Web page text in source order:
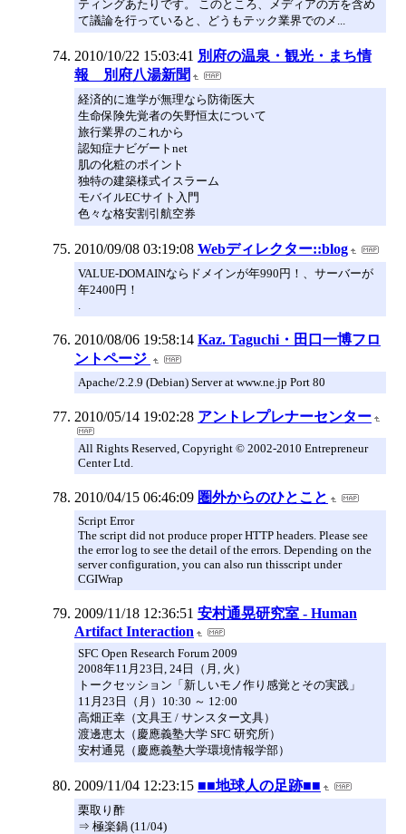
ティングあたりです。 このところ、メディアの方を含め
て議論を行っていると、どうもテック業界でのメ...
2010/10/22 15:03:41 別府の温泉・観光・まち情
報 別府八湯新聞
経済的に進学が無理なら防衛医大
生命保険先覚者の矢野恒太について
旅行業界のこれから
認知症ナビゲートnet
肌の化粧のポイント
独特の建築様式イスラーム
モバイルECサイト入門
色々な格安割引航空券
2010/09/08 03:19:08 Webディレクター::blog
VALUE-DOMAINならドメインが年990円！、サーバーが
年2400円！
2010/08/06 19:58:14 Kaz. Taguchi・田口一博フロ
ントページ
Apache/2.2.9 (Debian) Server at www.ne.jp Port 80
2010/05/14 19:02:28 アントレプレナーセンター
All Rights Reserved, Copyright © 2002-2010 Entrepreneur
Center Ltd.
2010/04/15 06:46:09 圏外からのひとこと
Script Error
The script did not produce proper HTTP headers. Please see
the error log to see the detail of the errors. Depending on the
server configuration, you can also run thisscript under
CGIWrap
2009/11/18 12:36:51 安村通晃研究室 - Human
Artifact Interaction
SFC Open Research Forum 2009
2008年11月23日, 24日（月, 火）
トークセッション「新しいモノ作り感覚とその実践」
11月23日（月）10:30 ～ 12:00
高畑正幸（文具王 / サンスター文具）
渡邊恵太（慶應義塾大学 SFC 研究所）
安村通晃（慶應義塾大学環境情報学部）
2009/11/04 12:23:15 ■■地球人の足跡■■
栗取り酢
⇒ 極楽鍋 (11/04)